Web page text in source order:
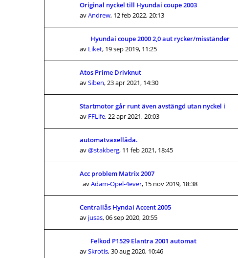
Original nyckel till Hyundai coupe 2003
avAndrew, 12 feb 2022, 20:13
Hyundai coupe 2000 2,0 aut rycker/misständer
av Liket, 19 sep 2019, 11:25
Atos Prime Drivknut
avSiben,23 apr 2021, 14:30
Startmotor går runt även avstängd utan nyckel i
av FFLife,22 apr 2021, 20:03
automatväxellåda.
av@stakberg, 11 feb 2021, 18:45
Acc problem Matrix 2007
avAdam-Opel-4ever, 15 nov 2019, 18:38
Centrallås Hyndai Accent 2005
av jusas,06 sep 2020, 20:55
Felkod P1529 Elantra 2001 automat
avSkrotis,30 aug 2020, 10:46